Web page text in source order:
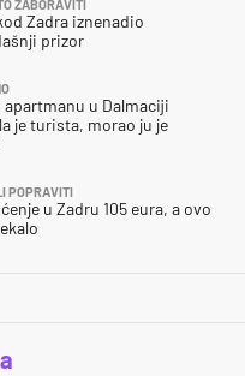
ZABORAVITI
Zadra iznenadio
prizor
apartmanu u Dalmaciji
je turista, morao ju je
POPRAVITI
u Zadru 105 eura, a ovo